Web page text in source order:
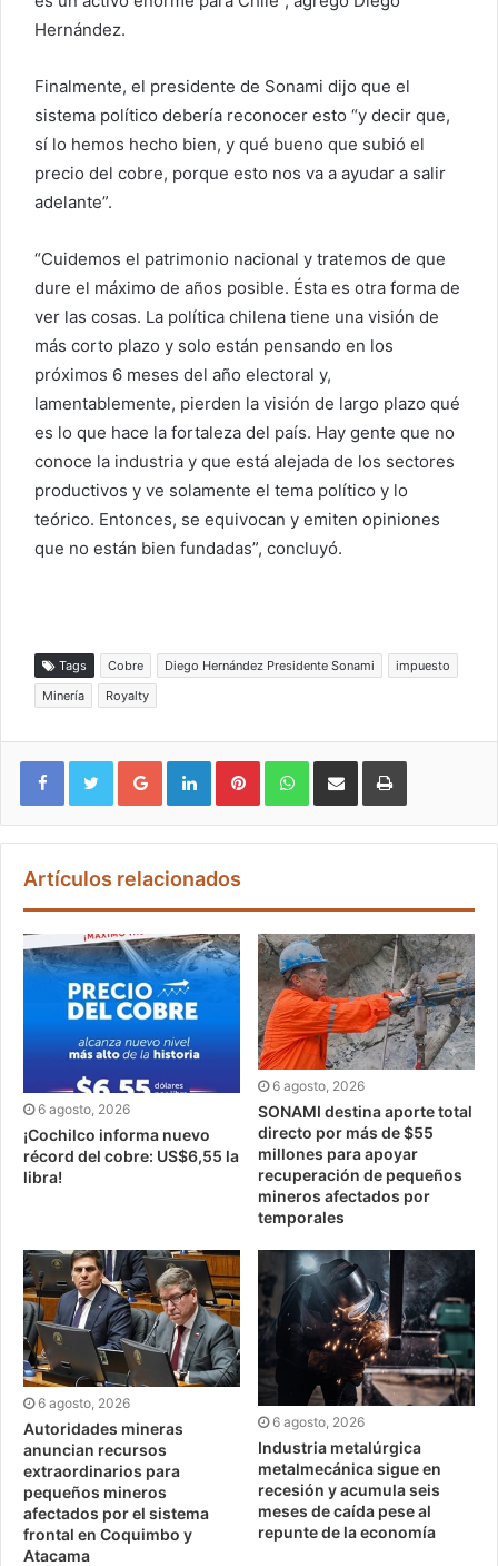
Hernández.
Finalmente, el presidente de Sonami dijo que el
sistema político debería reconocer esto “y decir que,
sí lo hemos hecho bien, y qué bueno que subió el
precio del cobre, porque esto nos va a ayudar a salir
adelante”.
“Cuidemos el patrimonio nacional y tratemos de que
dure el máximo de años posible. Ésta es otra forma de
ver las cosas. La política chilena tiene una visión de
más corto plazo y solo están pensando en los
próximos 6 meses del año electoral y,
lamentablemente, pierden la visión de largo plazo qué
es lo que hace la fortaleza del país. Hay gente que no
conoce la industria y que está alejada de los sectores
productivos y ve solamente el tema político y lo
teórico. Entonces, se equivocan y emiten opiniones
que no están bien fundadas”, concluyó.
Tags Cobre Diego Hernández Presidente Sonami
impuesto
Minería
Royalty
Google+ LinkedIn Pinterest WhatsApp
Artículos relacionados
6 agosto, 2026
¡Cochilco informa nuevo
récord del cobre: US$6,55 la
libra!
6 agosto, 2026
SONAMI destina aporte total
directo por más de $55
millones para apoyar
recuperación de pequeños
mineros afectados por
temporales
6 agosto, 2026
Autoridades mineras
anuncian recursos
extraordinarios para
pequeños mineros
afectados por el sistema
frontal en Coquimbo y
Atacama
6 agosto, 2026
Industria metalúrgica
metalmecánica sigue en
recesión y acumula seis
meses de caída pese al
repunte de la economía